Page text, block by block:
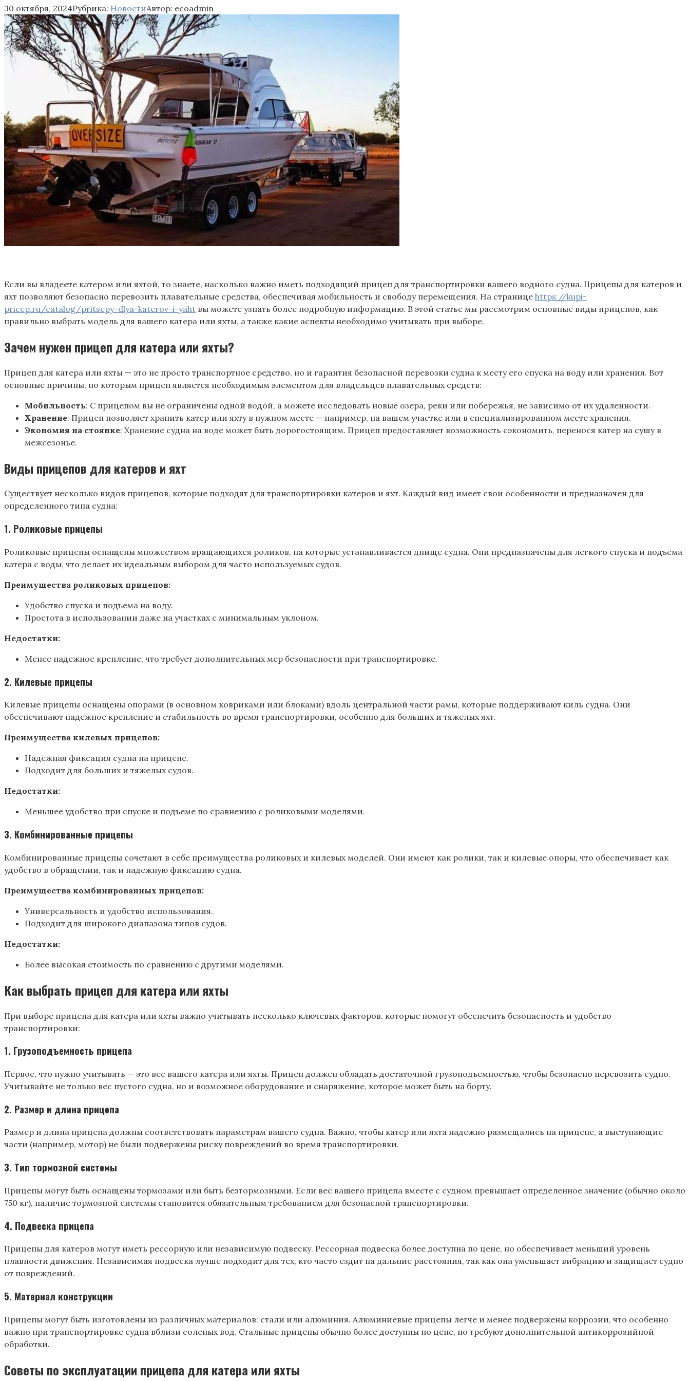
30 октября, 2024Рубрика: НовостиАвтор: ecoadmin
Если вы владеете катером или яхтой, то знаете, насколько важно иметь подходящий прицеп для транспортировки вашего водного судна. Прицепы для катеров и
яхт позволяют безопасно перевозить плавательные средства, обеспечивая мобильность и свободу перемещения. На странице https://kupi-
pricep.ru/catalog/pritsepy-dlya-katerov-i-yaht вы можете узнать более подробную информацию. В этой статье мы рассмотрим основные виды прицепов, как
правильно выбрать модель для вашего катера или яхты, а также какие аспекты необходимо учитывать при выборе.
Зачем нужен прицеп для катера или яхты?
Прицеп для катера или яхты — это не просто транспортное средство, но и гарантия безопасной перевозки судна к месту его спуска на воду или хранения. Вот
основные причины, по которым прицеп является необходимым элементом для владельцев плавательных средств:
Мобильность: С прицепом вы не ограничены одной водой, а можете исследовать новые озера, реки или побережья, не зависимо от их удаленности.
Хранение: Прицеп позволяет хранить катер или яхту в нужном месте — например, на вашем участке или в специализированном месте хранения.
Экономия на стоянке: Хранение судна на воде может быть дорогостоящим. Прицеп предоставляет возможность сэкономить, перенося катер на сушу в
межсезонье.
Виды прицепов для катеров и яхт
Существует несколько видов прицепов, которые подходят для транспортировки катеров и яхт. Каждый вид имеет свои особенности и предназначен для
определенного типа судна:
1. Роликовые прицепы
Роликовые прицепы оснащены множеством вращающихся роликов, на которые устанавливается днище судна. Они предназначены для легкого спуска и подъема
катера с воды, что делает их идеальным выбором для часто используемых судов.
Преимущества роликовых прицепов:
Удобство спуска и подъема на воду.
Простота в использовании даже на участках с минимальным уклоном.
Недостатки:
Менее надежное крепление, что требует дополнительных мер безопасности при транспортировке.
2. Килевые прицепы
Килевые прицепы оснащены опорами (в основном ковриками или блоками) вдоль центральной части рамы, которые поддерживают киль судна. Они
обеспечивают надежное крепление и стабильность во время транспортировки, особенно для больших и тяжелых яхт.
Преимущества килевых прицепов:
Надежная фиксация судна на прицепе.
Подходит для больших и тяжелых судов.
Недостатки:
Меньшее удобство при спуске и подъеме по сравнению с роликовыми моделями.
3. Комбинированные прицепы
Комбинированные прицепы сочетают в себе преимущества роликовых и килевых моделей. Они имеют как ролики, так и килевые опоры, что обеспечивает как
удобство в обращении, так и надежную фиксацию судна.
Преимущества комбинированных прицепов:
Универсальность и удобство использования.
Подходит для широкого диапазона типов судов.
Недостатки:
Более высокая стоимость по сравнению с другими моделями.
Как выбрать прицеп для катера или яхты
При выборе прицепа для катера или яхты важно учитывать несколько ключевых факторов, которые помогут обеспечить безопасность и удобство
транспортировки:
1. Грузоподъемность прицепа
Первое, что нужно учитывать — это вес вашего катера или яхты. Прицеп должен обладать достаточной грузоподъемностью, чтобы безопасно перевозить судно.
Учитывайте не только вес пустого судна, но и возможное оборудование и снаряжение, которое может быть на борту.
2. Размер и длина прицепа
Размер и длина прицепа должны соответствовать параметрам вашего судна. Важно, чтобы катер или яхта надежно размещались на прицепе, а выступающие
части (например, мотор) не были подвержены риску повреждений во время транспортировки.
3. Тип тормозной системы
Прицепы могут быть оснащены тормозами или быть безтормозными. Если вес вашего прицепа вместе с судном превышает определенное значение (обычно около
750 кг), наличие тормозной системы становится обязательным требованием для безопасной транспортировки.
4. Подвеска прицепа
Прицепы для катеров могут иметь рессорную или независимую подвеску. Рессорная подвеска более доступна по цене, но обеспечивает меньший уровень
плавности движения. Независимая подвеска лучше подходит для тех, кто часто ездит на дальние расстояния, так как она уменьшает вибрацию и защищает судно
от повреждений.
5. Материал конструкции
Прицепы могут быть изготовлены из различных материалов: стали или алюминия. Алюминиевые прицепы легче и менее подвержены коррозии, что особенно
важно при транспортировке судна вблизи соленых вод. Стальные прицепы обычно более доступны по цене, но требуют дополнительной антикоррозийной
обработки.
Советы по эксплуатации прицепа для катера или яхты